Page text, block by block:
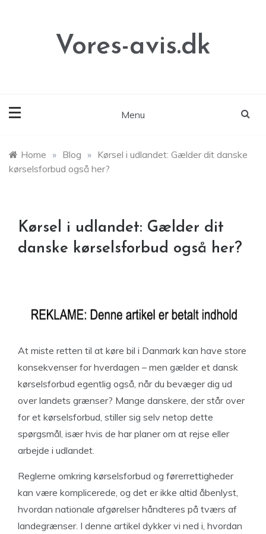
Vores-avis.dk
Menu
Home » Blog » Kørsel i udlandet: Gælder dit danske
kørselsforbud også her?
Kørsel i udlandet: Gælder dit
danske kørselsforbud også her?
At miste retten til at køre bil i Danmark kan have store
konsekvenser for hverdagen – men gælder et dansk
kørselsforbud egentlig også, når du bevæger dig ud
over landets grænser? Mange danskere, der står over
for et kørselsforbud, stiller sig selv netop dette
spørgsmål, især hvis de har planer om at rejse eller
arbejde i udlandet.
Reglerne omkring kørselsforbud og førerrettigheder
kan være komplicerede, og det er ikke altid åbenlyst,
hvordan nationale afgørelser håndteres på tværs af
landegrænser. I denne artikel dykker vi ned i, hvordan